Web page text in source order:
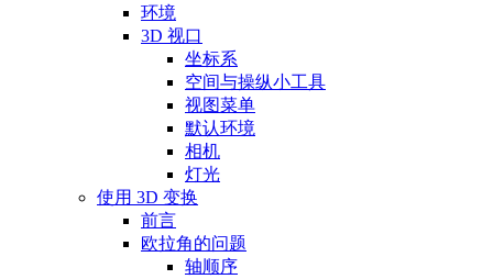
环境
3D 视口
坐标系
空间与操纵小工具
视图菜单
默认环境
相机
灯光
使用 3D 变换
前言
欧拉角的问题
轴顺序